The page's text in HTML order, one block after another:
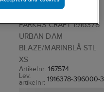
Dam
PARKAS CRAFT 1916378
URBAN DAM
BLAZE/MARINBLÅ STL
XS
Artikelnr: 167574
Lev.
artikelnr: 1916378-396000-3